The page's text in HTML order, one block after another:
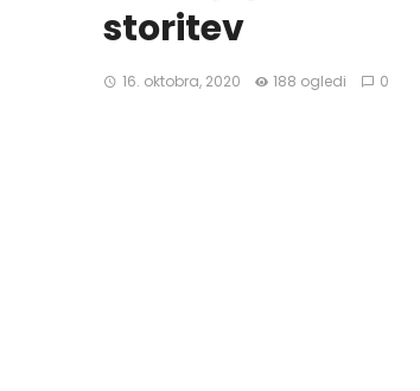
storitev
16. oktobra, 2020 188 ogledi 0